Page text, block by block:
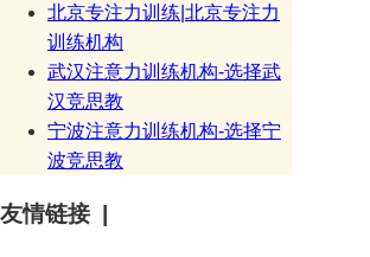
北京专注力训练|北京专注力
训练机构
武汉注意力训练机构-选择武
汉竞思教
宁波注意力训练机构-选择宁
波竞思教
友情链接 |